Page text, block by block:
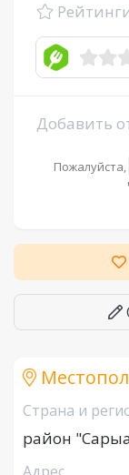
Добавить
Пожалуйста,
Страна и
район